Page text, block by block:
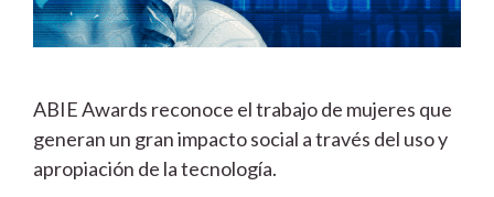
ABIE Awards reconoce el trabajo de mujeres que
generan un gran impacto social a través del uso y
apropiación de la tecnología.